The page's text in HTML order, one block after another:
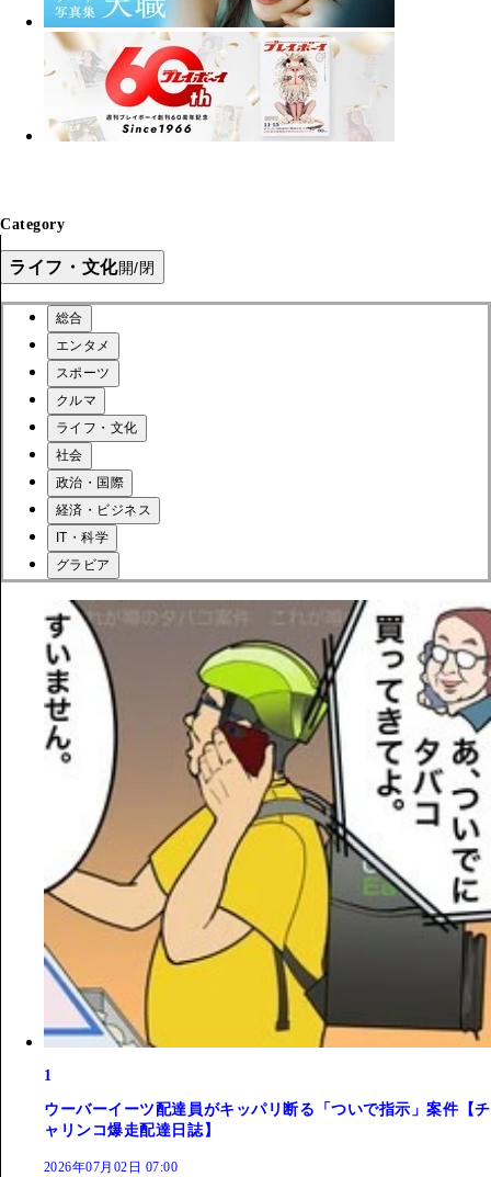
Category
ライフ・文化開/閉
総合
エンタメ
スポーツ
クルマ
ライフ・文化
社会
政治・国際
経済・ビジネス
IT・科学
グラビア
1
ウーバーイーツ配達員がキッパリ断る「ついで指示」案件【チ
ャリンコ爆走配達日誌】
2026年07月02日 07:00